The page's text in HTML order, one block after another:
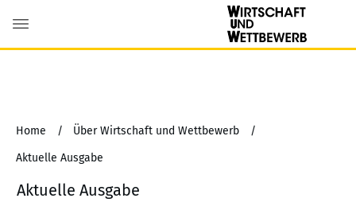
Home / Über Wirtschaft und Wettbewerb
/
Aktuelle Ausgabe
Aktuelle Ausgabe